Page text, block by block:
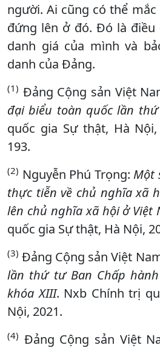
người. Ai cũng có thể
đứng lên ở đó. Đó là
danh giá của mình và
danh của Đảng.
(1) Đảng Cộng sản Việt
đại biểu toàn quốc lần thứ
quốc gia Sự thật, Hà
193.
(2) Nguyễn Phú Trọng: Một
thực tiễn về chủ nghĩa xã
lên chủ nghĩa xã hội ở Việt
quốc gia Sự thật, Hà Nội,
(3) Đảng Cộng sản Việt
lần thứ tư Ban Chấp
khóa XIII. Nxb Chính trị
Nội, 2021.
(4) Đảng Cộng sản Việt